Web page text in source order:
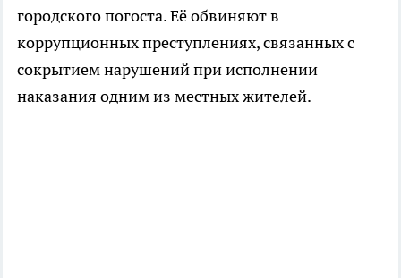
городского погоста. Её обвиняют в
коррупционных преступлениях, связанных с
сокрытием нарушений при исполнении
наказания одним из местных жителей.